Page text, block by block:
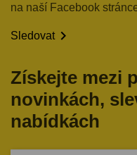
na naší Facebook
Sledovat
Získejte mezi
novinkách,
nabídkách